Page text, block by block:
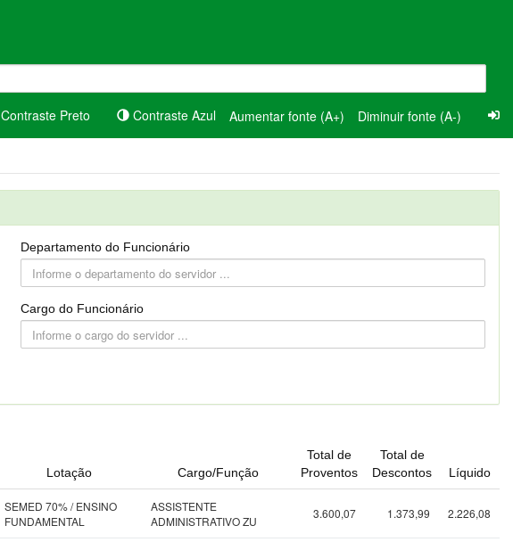
Contraste Preto Contraste Azul Aumentar fonte (A+) Diminuir fonte (A-)
Departamento do Funcionário
Cargo do Funcionário
Lotação Cargo/Função
Total de
Proventos
Total de
Descontos
Líquido
SEMED 70% / ENSINO
FUNDAMENTAL
ASSISTENTE
ADMINISTRATIVO ZU
3.600,07 1.373,99 2.226,08